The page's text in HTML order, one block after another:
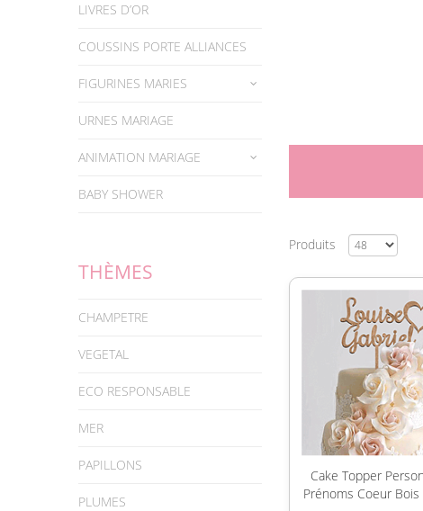
LIVRES D’OR
COUSSINS PORTE ALLIANCES
FIGURINES MARIES
URNES MARIAGE
ANIMATION MARIAGE
BABY SHOWER
THÈMES
CHAMPETRE
VEGETAL
ECO RESPONSABLE
MER
PAPILLONS
PLUMES
Produits
Cake Topper
Prénoms Coeur Bois